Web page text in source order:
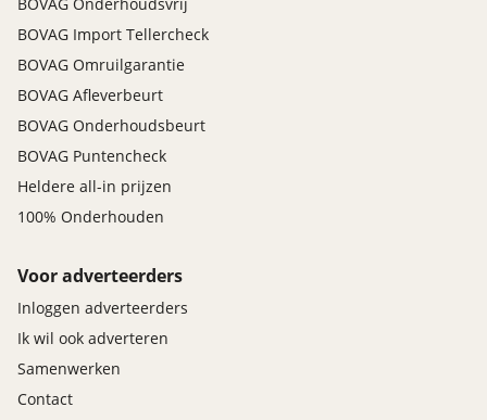
BOVAG Import Tellercheck
BOVAG Omruilgarantie
BOVAG Afleverbeurt
BOVAG Onderhoudsbeurt
BOVAG Puntencheck
Heldere all-in prijzen
100% Onderhouden
Voor adverteerders
Inloggen adverteerders
Ik wil ook adverteren
Samenwerken
Contact